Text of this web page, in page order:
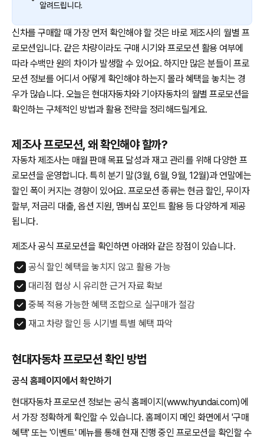
알려드립니다.
신차를 구매할 때 가장 먼저 확인해야 할 것은 바로 제조사의 월별 프
로모션입니다. 같은 차량이라도 구매 시기와 프로모션 활용 여부에
따라 수백만 원의 차이가 발생할 수 있어요. 하지만 많은 분들이 프로
모션 정보를 어디서 어떻게 확인해야 하는지 몰라 혜택을 놓치는 경
우가 많습니다. 오늘은 현대자동차와 기아자동차의 월별 프로모션을
확인하는 구체적인 방법과 활용 전략을 정리해드릴게요.
제조사 프로모션, 왜 확인해야 할까?
자동차 제조사는 매월 판매 목표 달성과 재고 관리를 위해 다양한 프
로모션을 운영합니다. 특히 분기 말(3월, 6월, 9월, 12월)과 연말에는
할인 폭이 커지는 경향이 있어요. 프로모션 종류는 현금 할인, 무이자
할부, 저금리 대출, 옵션 지원, 멤버십 포인트 활용 등 다양하게 제공
됩니다.
제조사 공식 프로모션을 확인하면 아래와 같은 장점이 있습니다.
공식 할인 혜택을 놓치지 않고 활용 가능
대리점 협상 시 유리한 근거 자료 확보
중복 적용 가능한 혜택 조합으로 실구매가 절감
재고 차량 할인 등 시기별 특별 혜택 파악
현대자동차 프로모션 확인 방법
공식 홈페이지에서 확인하기
현대자동차 프로모션 정보는 공식 홈페이지(www.hyundai.com)에
서 가장 정확하게 확인할 수 있습니다. 홈페이지 메인 화면에서 '구매
혜택' 또는 '이벤트' 메뉴를 통해 현재 진행 중인 프로모션을 확인할 수